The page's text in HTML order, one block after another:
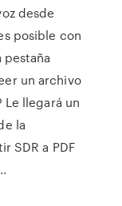
desde
posible con
pestaña
un archivo
llegará un
la
SDR a PDF